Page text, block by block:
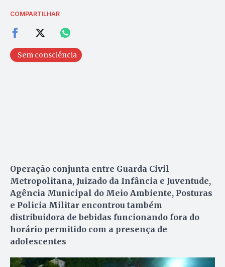
COMPARTILHAR
Sem consciência
Operação conjunta entre Guarda Civil
Metropolitana, Juizado da Infância e Juventude,
Agência Municipal do Meio Ambiente, Posturas
e Policia Militar encontrou também
distribuidora de bebidas funcionando fora do
horário permitido com a presença de
adolescentes